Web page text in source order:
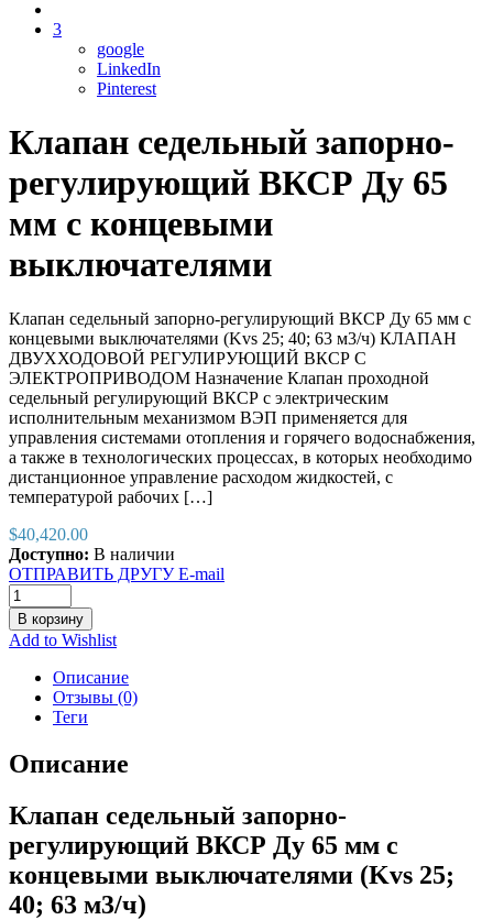
3
google
LinkedIn
Pinterest
Клапан седельный запорно-
регулирующий ВКСР Ду 65
мм с концевыми
выключателями
Клапан седельный запорно-регулирующий ВКСР Ду 65 мм с
концевыми выключателями (Kvs 25; 40; 63 м3/ч) КЛАПАН
ДВУХХОДОВОЙ РЕГУЛИРУЮЩИЙ ВКСР С
ЭЛЕКТРОПРИВОДОМ Назначение Клапан проходной
седельный регулирующий ВКСР с электрическим
исполнительным механизмом ВЭП применяется для
управления системами отопления и горячего водоснабжения,
а также в технологических процессах, в которых необходимо
дистанционное управление расходом жидкостей, с
температурой рабочих […]
$40,420.00
Доступно: В наличии
ОТПРАВИТЬ ДРУГУ E-mail
В корзину
Add to Wishlist
Описание
Отзывы (0)
Теги
Описание
Клапан седельный запорно-
регулирующий ВКСР Ду 65 мм с
концевыми выключателями (Kvs 25;
40; 63 м3/ч)